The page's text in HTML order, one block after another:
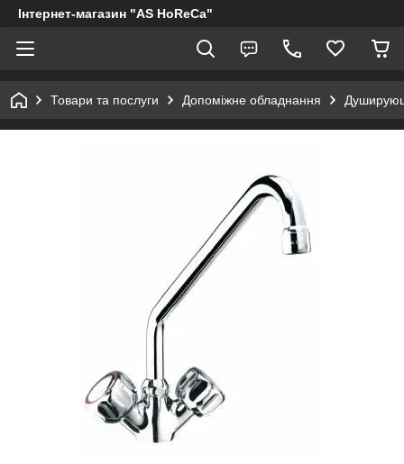
Інтернет-магазин "AS HoReCa"
Товари та послуги Допоміжне обладнання